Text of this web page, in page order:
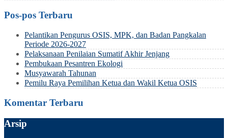
Pos-pos Terbaru
Pelantikan Pengurus OSIS, MPK, dan Badan Pangkalan
Periode 2026-2027
Pelaksanaan Penilaian Sumatif Akhir Jenjang
Pembukaan Pesantren Ekologi
Musyawarah Tahunan
Pemilu Raya Pemilihan Ketua dan Wakil Ketua OSIS
Komentar Terbaru
Arsip